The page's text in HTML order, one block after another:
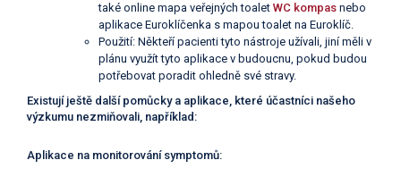
také online mapa veřejných toalet WC kompas nebo
aplikace Euroklíčenka s mapou toalet na Euroklíč.
Použití: Někteří pacienti tyto nástroje užívali, jiní měli v
plánu využít tyto aplikace v budoucnu, pokud budou
potřebovat poradit ohledně své stravy.
Existují ještě další pomůcky a aplikace, které účastníci našeho
výzkumu nezmiňovali, například:
Aplikace na monitorování symptomů: